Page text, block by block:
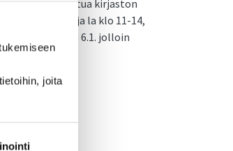
joita
voi tutustua kirjaston
pe klo 12-16 ja la klo 11-14,
sekä loppiainen 6.1. jolloin